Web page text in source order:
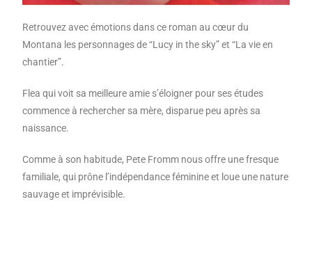
Retrouvez avec émotions dans ce roman au cœur du
Montana les personnages de “Lucy in the sky” et “La vie en
chantier”.
Flea qui voit sa meilleure amie s’éloigner pour ses études
commence à rechercher sa mère, disparue peu après sa
naissance.
Comme à son habitude, Pete Fromm nous offre une fresque
familiale, qui prône l’indépendance féminine et loue une nature
sauvage et imprévisible.